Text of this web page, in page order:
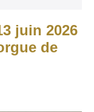
juin 2026
de